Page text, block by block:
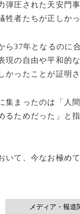
弾圧された天安門
牲者たちが正しか
ら37年となるのに
現の自由や平和的
ったことが証明
まったのは「人
るためだった」と
いて、今なお極め
メディア・報